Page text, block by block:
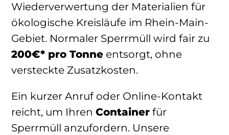
Wiederverwertung der Materialien für
ökologische Kreisläufe im Rhein-Main-
Gebiet. Normaler Sperrmüll wird fair zu
200€* pro Tonne entsorgt, ohne
versteckte Zusatzkosten.
Ein kurzer Anruf oder Online-Kontakt
reicht, um Ihren Container für
Sperrmüll anzufordern. Unsere